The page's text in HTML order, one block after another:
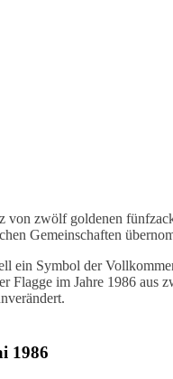
von zwölf goldenen
Gemeinschaften
ein Symbol der
Flagge im Jahre 1986
1986